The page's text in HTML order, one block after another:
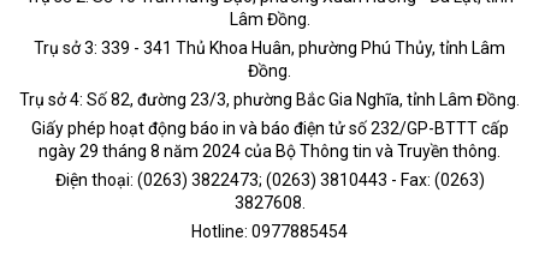
Lâm Đồng.
Trụ sở 3: 339 - 341 Thủ Khoa Huân, phường Phú Thủy, tỉnh Lâm
Đồng.
Trụ sở 4: Số 82, đường 23/3, phường Bắc Gia Nghĩa, tỉnh Lâm Đồng.
Giấy phép hoạt động báo in và báo điện tử số 232/GP-BTTT cấp
ngày 29 tháng 8 năm 2024 của Bộ Thông tin và Truyền thông.
Điện thoại: (0263) 3822473; (0263) 3810443 - Fax: (0263)
3827608.
Hotline: 0977885454